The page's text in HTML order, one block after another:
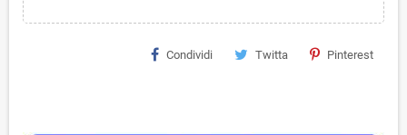
Condividi Twitta Pinterest